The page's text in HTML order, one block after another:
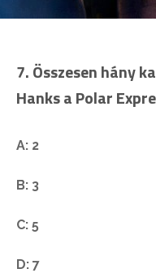
7. Összesen hány
Hanks a Polar
A: 2
B: 3
C: 5
D: 7